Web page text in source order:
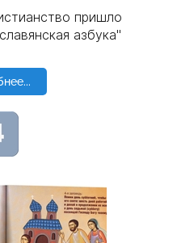
пришло
азбука"